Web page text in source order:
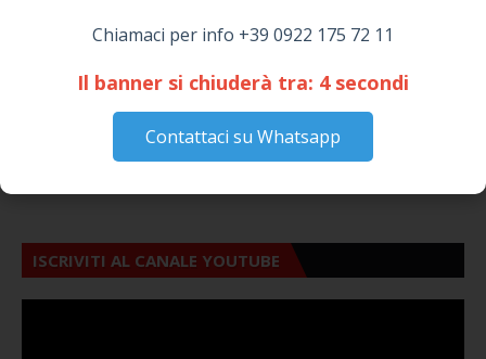
Chiamaci per info +39 0922 175 72 11
Il banner si chiuderà tra: 3secondi
Contattaci su Whatsapp
ISCRIVITI AL CANALE YOUTUBE